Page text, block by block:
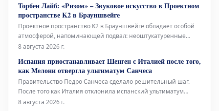
утверждая новую структуру премии, намерено оказать
всестороннюю поддержку
Торбен Лайб: «Ризом» – Звуковое искусство в Проектном
пространстве K2 в Брауншвейге
Проектное пространство K2 в Брауншвейге обладает особой
атмосферой, напоминающей подвал: неоштукатуренные
стены, высоко расположенные окна и видимые трубы, словно
окружении норвежский звуковой художник Торбен Лайб
представляет свою ин
8 августа 2026 г.
Испания приостанавливает Шенген с Италией после того,
как Мелони отвергла ультиматум Санчеса
Правительство Педро Санчеса сделало решительный шаг.
После того как Италия отклонила испанский ультиматум
относительно пограничного контроля для испанских граждан
8 августа 2026 г.